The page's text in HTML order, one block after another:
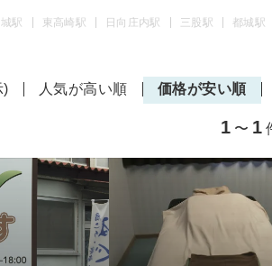
駅 東高崎駅 日向庄内駅 三股駅 都城駅
) 人気が高い順 価格が安い順
1 〜 1